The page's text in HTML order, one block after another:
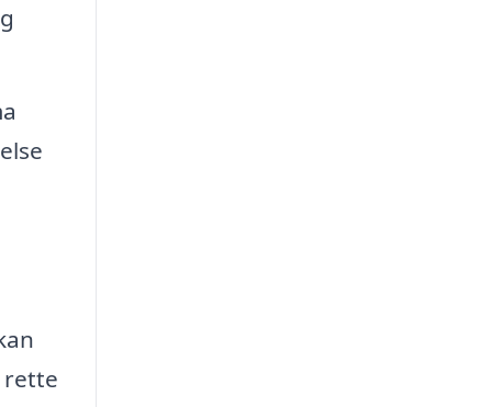
rette